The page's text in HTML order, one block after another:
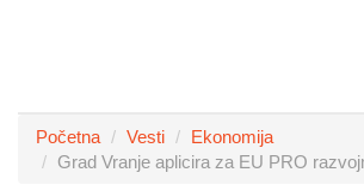
Početna Vesti
Ekonomija
Grad Vranje aplicira za EU PRO